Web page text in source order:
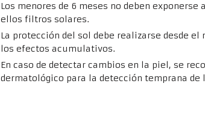
Los menores de 6 meses no deben
ellos filtros solares.
La protección del sol debe realizarse desde
los efectos acumulativos.
En caso de detectar cambios en la piel, se
dermatológico para la detección temprana de